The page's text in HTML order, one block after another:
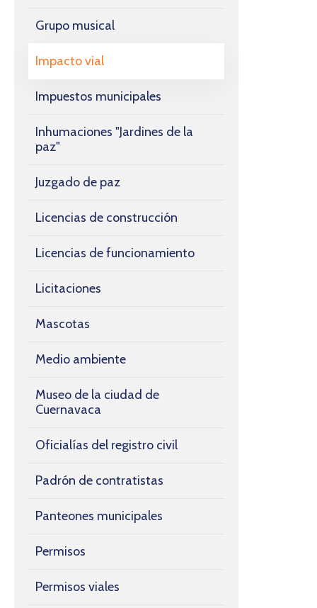
Grupo musical
Impacto vial
Impuestos municipales
Inhumaciones "Jardines de la
paz"
Juzgado de paz
Licencias de construcción
Licencias de funcionamiento
Licitaciones
Mascotas
Medio ambiente
Museo de la ciudad de
Cuernavaca
Oficialías del registro civil
Padrón de contratistas
Panteones municipales
Permisos
Permisos viales